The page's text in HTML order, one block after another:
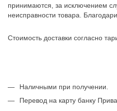
принимаются, за исключением
неисправности товара.
Стоимость доставки согласно
Наличными при получении.
Перевод на карту банку